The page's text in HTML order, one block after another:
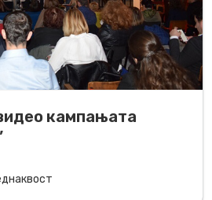
кампањата